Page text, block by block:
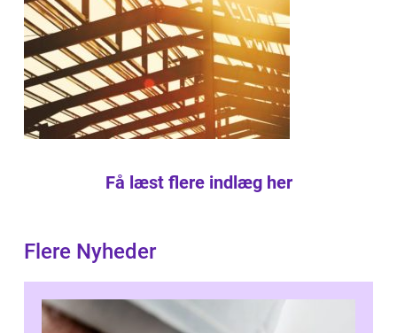
Få læst flere indlæg her
Flere Nyheder